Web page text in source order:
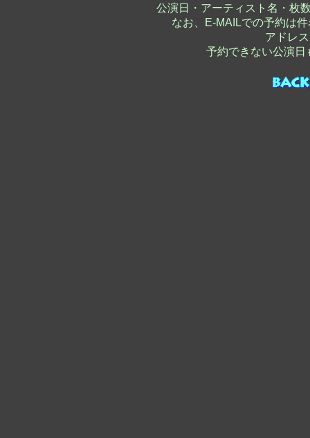
公演日・アーティスト名・枚
なお、E-MAILでの予約は
アドレ
予約できない公演日